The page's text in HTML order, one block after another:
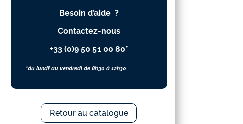
Besoin d’aide ?
Contactez-nous
+33 (0)9 50 51 00 80*
*du lundi au vendredi de 8h30 à 12h30
Retour au catalogue